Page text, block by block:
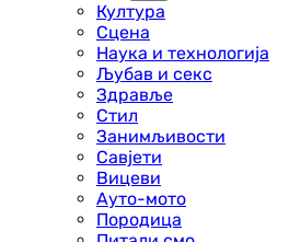
Култура
Сцена
Наука и технологија
Љубав и секс
Здравље
Стил
Занимљивости
Савјети
Вицеви
Ауто-мото
Породица